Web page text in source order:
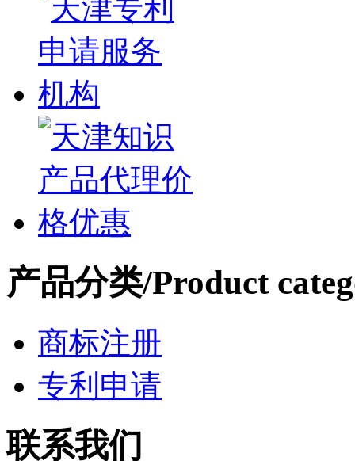
产品分类/Product
商标注册
专利申请
联系我们